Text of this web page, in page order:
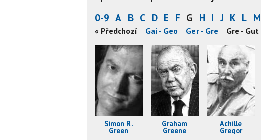
0-9 A B C D E F G H I J K L M
« Předchozí Gai - Geo Ger - Gre Gre - Gut
Simon R.
Green
Graham
Greene
Achille
Gregor